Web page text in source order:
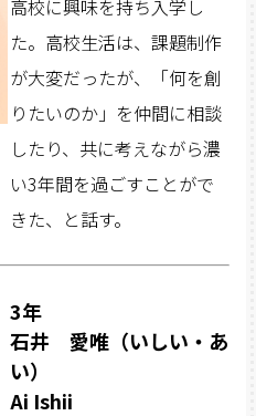
高校に興味を持ち入学し
た。高校生活は、課題制作
が大変だったが、「何を創
りたいのか」を仲間に相談
したり、共に考えながら濃
い3年間を過ごすことがで
きた、と話す。
3年
石井 愛唯（いしい・あ
い）
Ai Ishii